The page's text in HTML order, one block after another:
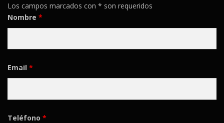
Los campos marcados con * son requeridos
Nombre *
Email *
Teléfono *